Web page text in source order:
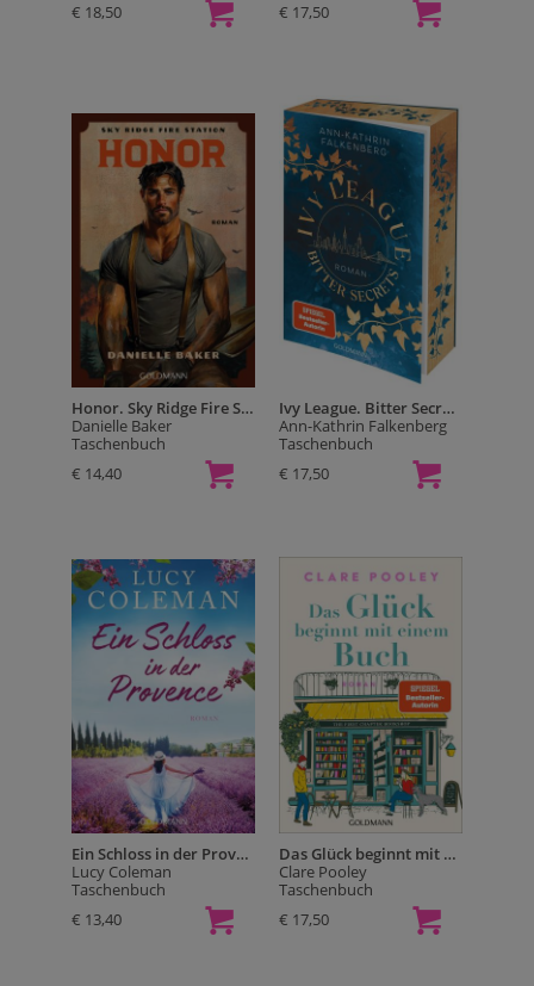
€ 18,50
€ 17,50
Honor. Sky Ridge Fire Station
Danielle Baker
Taschenbuch
€ 14,40
Ivy League. Bitter Secrets
Ann-Kathrin Falkenberg
Taschenbuch
€ 17,50
Ein Schloss in der Provence
Lucy Coleman
Taschenbuch
€ 13,40
Das Glück beginnt mit einem Buch
Clare Pooley
Taschenbuch
€ 17,50